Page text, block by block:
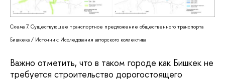
Схема 7. Существующее транспортное предложение общественного транспорта
Бишкека / Источник: Исследования авторского коллектива
Важно отметить, что в таком городе как Бишкек не
требуется строительство дорогостоящего